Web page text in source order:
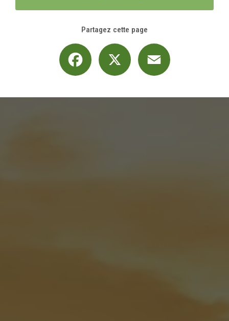
Partagez cette page
Facebook